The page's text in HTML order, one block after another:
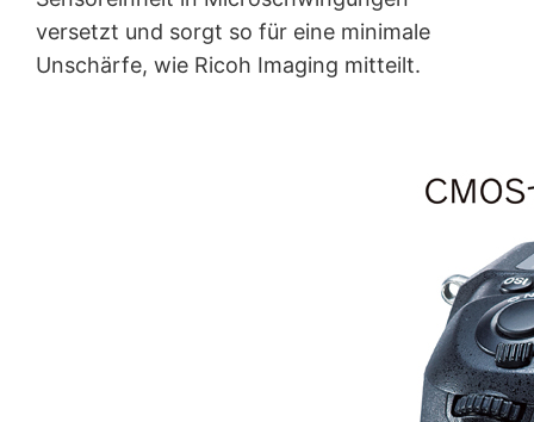
versetzt und sorgt so für eine minimale
Unschärfe, wie Ricoh Imaging mitteilt.